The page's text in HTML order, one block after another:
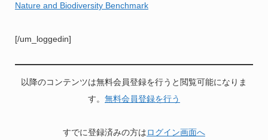
Nature and Biodiversity Benchmark
[/um_loggedin]
以降のコンテンツは無料会員登録を行うと閲覧可能になりま
す。 無料会員登録を行う
すでに登録済みの方はログイン画面へ